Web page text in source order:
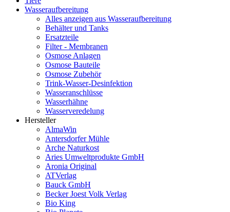
Wasseraufbereitung
Alles anzeigen aus Wasseraufbereitung
Behälter und Tanks
Ersatzteile
Filter - Membranen
Osmose Anlagen
Osmose Bauteile
Osmose Zubehör
Trink-Wasser-Desinfektion
Wasseranschlüsse
Wasserhähne
Wasserveredelung
Hersteller
AlmaWin
Antersdorfer Mühle
Arche Naturkost
Aries Umweltprodukte GmbH
Aronia Original
ATVerlag
Bauck GmbH
Becker Joest Volk Verlag
Bio King